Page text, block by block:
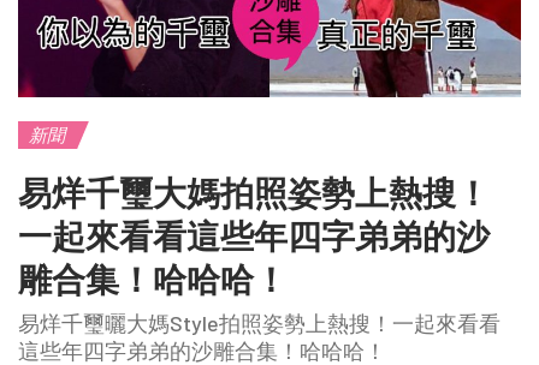
新聞
易烊千璽大媽拍照姿勢上熱搜！
一起來看看這些年四字弟弟的沙
雕合集！哈哈哈！
易烊千璽曬大媽Style拍照姿勢上熱搜！一起來看看
這些年四字弟弟的沙雕合集！哈哈哈！